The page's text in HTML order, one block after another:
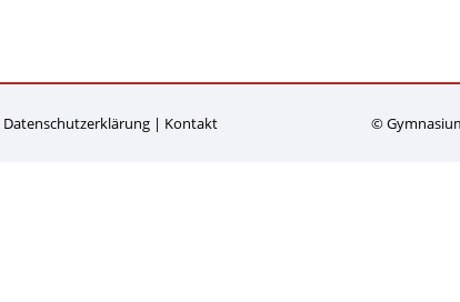
Datenschutzerklärung Kontakt ©